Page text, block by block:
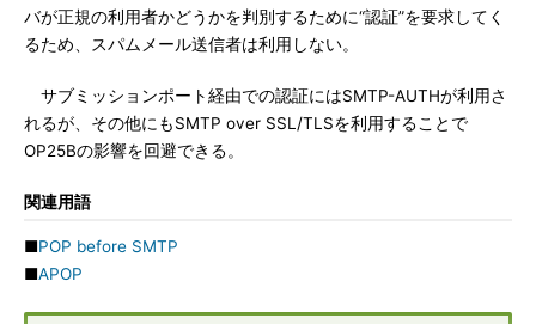
バが正規の利用者かどうかを判別するために“認証”を要求してく
るため、スパムメール送信者は利用しない。
サブミッションポート経由での認証にはSMTP-AUTHが利用さ
れるが、その他にもSMTP over SSL/TLSを利用することで
OP25Bの影響を回避できる。
関連用語
■POP before SMTP
■APOP